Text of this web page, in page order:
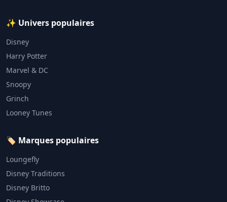
✨ Univers populaires
Disney
Harry Potter
Marvel & DC
Snoopy
Grinch
Looney Tunes
🏷️ Marques populaires
Loungefly
Disney Traditions
Disney Britto